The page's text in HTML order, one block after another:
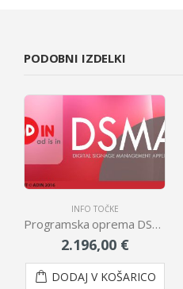
PODOBNI IZDELKI
INFO TOČKE
Programska oprema DSMA
2.196,00 €
DODAJ V KOŠARICO